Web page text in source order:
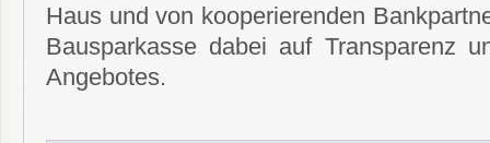
Haus und von kooperierenden
Bausparkasse dabei auf Transparenz
Angebotes.